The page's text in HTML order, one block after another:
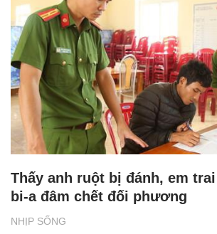
NHỊP SỐNG
Thấy anh ruột bị đánh, em
bi-a đâm chết đối phương